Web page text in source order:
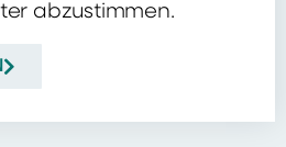
abzustimmen.